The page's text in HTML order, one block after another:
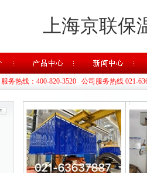
上海京联
服务热线：400-820-3520 公司服务热线 021-